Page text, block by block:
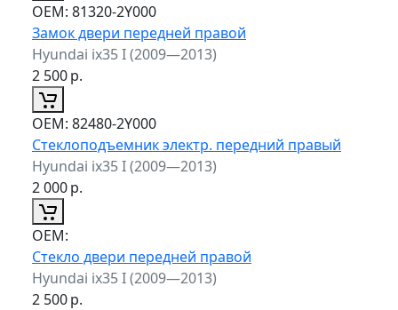
ОЕМ: 81320-2Y000
Замок двери передней правой
Hyundai ix35 I (2009—2013)
2 500р.
ОЕМ: 82480-2Y000
Стеклоподъемник электр. передний правый
Hyundai ix35 I (2009—2013)
2 000р.
ОЕМ:
Стекло двери передней правой
Hyundai ix35 I (2009—2013)
2 500р.